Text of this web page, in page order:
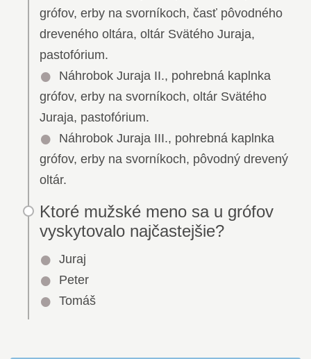
grófov, erby na svorníkoch, časť pôvodného
dreveného oltára, oltár Svätého Juraja,
pastofórium.
Náhrobok Juraja II., pohrebná kaplnka
grófov, erby na svorníkoch, oltár Svätého
Juraja, pastofórium.
Náhrobok Juraja III., pohrebná kaplnka
grófov, erby na svorníkoch, pôvodný drevený
oltár.
Ktoré mužské meno sa u grófov
vyskytovalo najčastejšie?
Juraj
Peter
Tomáš